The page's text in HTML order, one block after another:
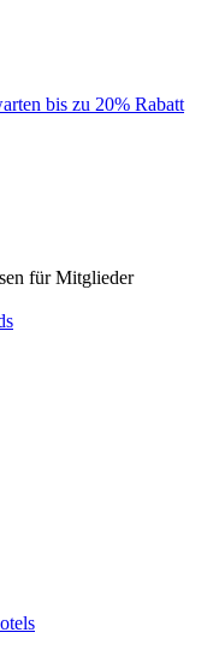
bis zu 20% Rabatt
für Mitglieder